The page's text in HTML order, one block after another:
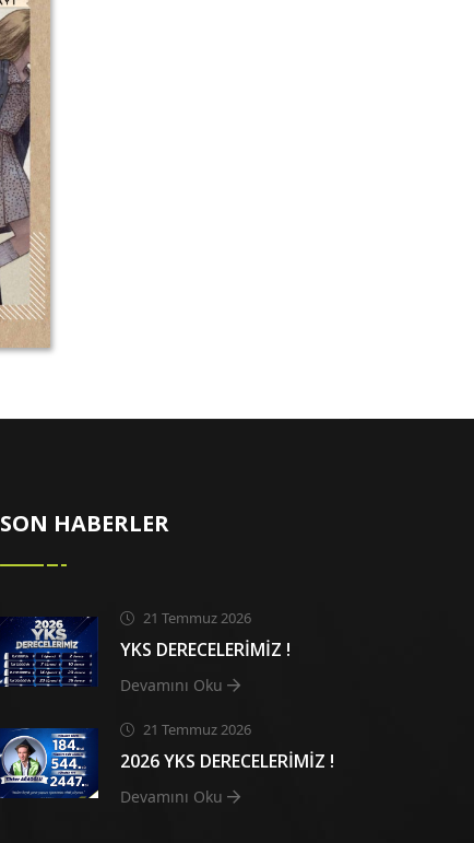
SON HABERLER
21 Temmuz 2026
YKS DERECELERİMİZ !
Devamını Oku
21 Temmuz 2026
2026 YKS DERECELERİMİZ !
Devamını Oku